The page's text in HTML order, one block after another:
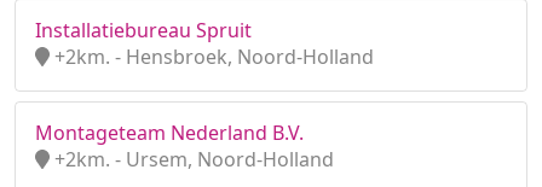
Installatiebureau Spruit
+2km. - Hensbroek, Noord-Holland
Montageteam Nederland B.V.
+2km. - Ursem, Noord-Holland